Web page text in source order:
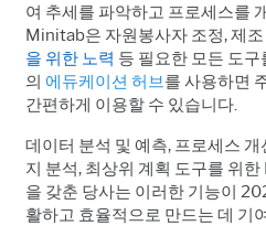
여 추세를 파악하고 프로세스를
Minitab은 자원봉사자 조정,제조
을 위한 노력 등 필요한 모든 도
의 에듀케이션 허브를 사용하면
간편하게 이용할 수 있습니다.
데이터 분석 및 예측, 프로세스 개
지 분석, 최상위 계획 도구를 위한
을 갖춘 당사는 이러한 기능이
활하고 효율적으로 만드는 데 기